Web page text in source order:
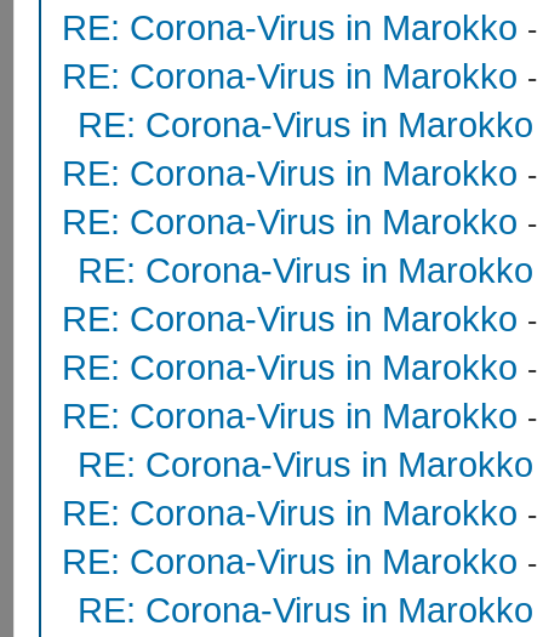
RE: Corona-Virus in Marokko
RE: Corona-Virus in Marokko
RE: Corona-Virus in Marokko
RE: Corona-Virus in Marokko
RE: Corona-Virus in Marokko
RE: Corona-Virus in Marokko
RE: Corona-Virus in Marokko
RE: Corona-Virus in Marokko
RE: Corona-Virus in Marokko
RE: Corona-Virus in Marokko
RE: Corona-Virus in Marokko
RE: Corona-Virus in Marokko
RE: Corona-Virus in Marokko